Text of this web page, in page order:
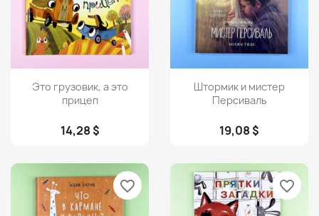
Просмотр
Это грузовик, а это
прицеп
14,28 $
Просмотр
Штормик и мистер
Персиваль
19,08 $
favorite_border favorite_border